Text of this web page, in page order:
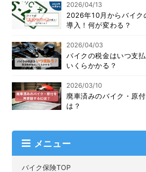
2026/04/13
2026年10月からバイク
導入！何が変わる？
2026/04/03
バイクの税金はいつ支
いくらかかる？
2026/03/10
廃車済みのバイク・原
は？
メニュー
バイク保険TOP